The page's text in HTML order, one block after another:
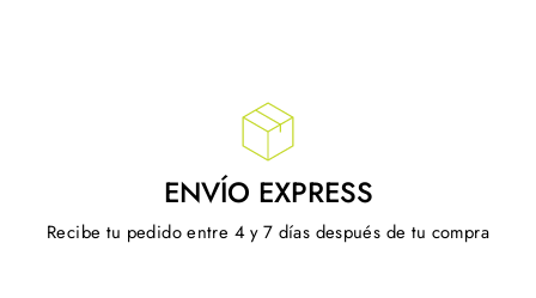
ENVÍO EXPRESS
Recibe tu pedido entre 4 y 7 días después de tu compra